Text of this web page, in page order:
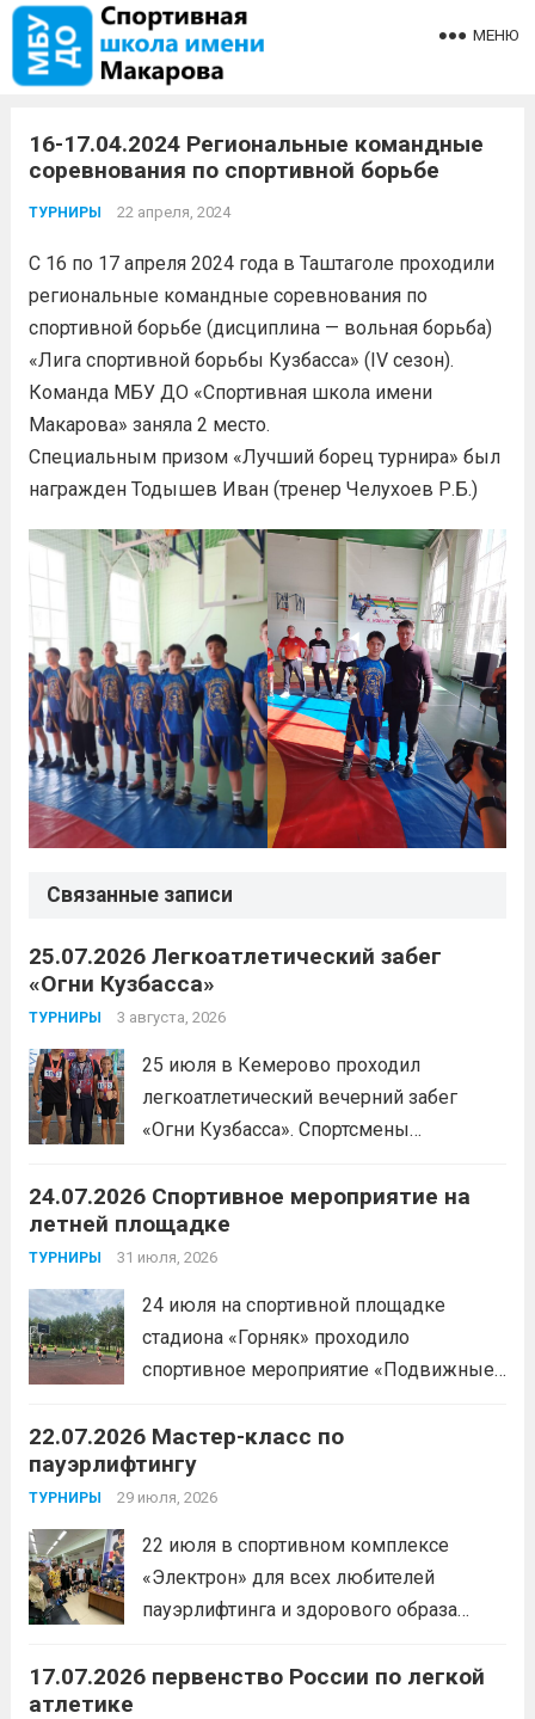
МЕНЮ
16-17.04.2024 Региональные командные
соревнования по спортивной борьбе
ТУРНИРЫ 22 апреля, 2024
С 16 по 17 апреля 2024 года в Таштаголе проходили
региональные командные соревнования по
спортивной борьбе (дисциплина — вольная борьба)
«Лига спортивной борьбы Кузбасса» (IV сезон).
Команда МБУ ДО «Спортивная школа имени
Макарова» заняла 2 место.
Специальным призом «Лучший борец турнира» был
награжден Тодышев Иван (тренер Челухоев Р.Б.)
Связанные записи
25.07.2026 Легкоатлетический забег
«Огни Кузбасса»
ТУРНИРЫ 3 августа, 2026
25 июля в Кемерово проходил
легкоатлетический вечерний забег
«Огни Кузбасса». Спортсмены
приняли участие в забеге и заняли
следующие призовые места:1 место —
Шабалин Максим, Щербунова Милана,
Всеволод3 место — Табакова
Александра
24.07.2026 Спортивное мероприятие на
летней площадке
ТУРНИРЫ 31 июля, 2026
24 июля на спортивной площадке
стадиона «Горняк» проходило
спортивное мероприятие «Подвижные
«хоккей».Читать дальше
22.07.2026 Мастер-класс по
пауэрлифтингу
ТУРНИРЫ 29 июля, 2026
22 июля в спортивном комплексе
«Электрон» для всех любителей
пауэрлифтинга и здорового образа
с Анитой Андрюковой — мастером
17.07.2026 первенство России по легкой
атлетике